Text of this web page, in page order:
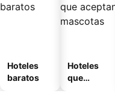
Hoteles
baratos
Hoteles
que